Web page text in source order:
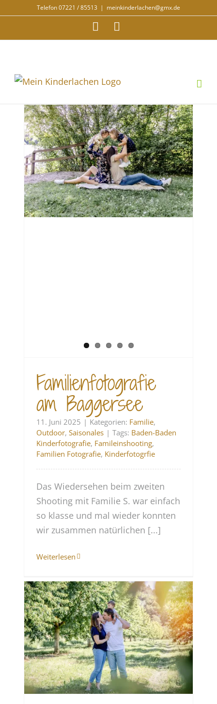
Telefon 07221 / 85513 | meinkinderlachen@gmx.de
Facebook
Familienfotografie
am Baggersee
11. Juni 2025 | Kategorien: Familie,
Outdoor,Saisonales | Tags: Baden-Baden
Kinderfotografie, Famileinshooting,
Familien Fotografie, Kinderfotogrfie
Das Wiedersehen beim zweiten
Shooting mit Familie S. war einfach
so klasse und mal wieder konnten
wir zusammen natürlichen [...]
Weiterlesen